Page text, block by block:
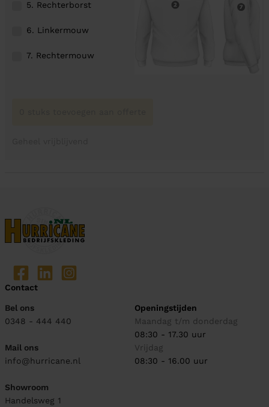
5. Rechterborst
6. Linkermouw
7. Rechtermouw
Contact
Bel ons
0348 - 444 440
Mail ons
info@hurricane.nl
Showroom
Handelsweg 1
Openingstijden
Maandag t/m donderdag
08:30 - 17.30 uur
Vrijdag
08:30 - 16.00 uur